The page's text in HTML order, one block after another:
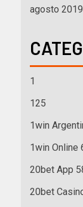
agosto 2019
1
125
1win
1win Online
20bet App
20bet